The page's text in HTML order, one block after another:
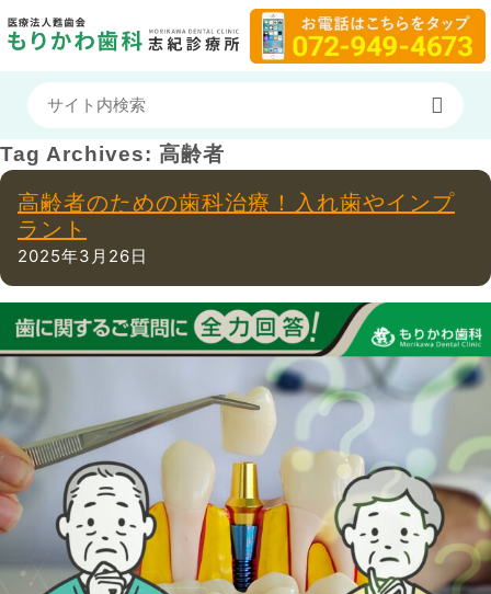
Tag Archives: 高齢者
高齢者のための歯科治療！入れ歯やインプ
ラント
2025年3月26日